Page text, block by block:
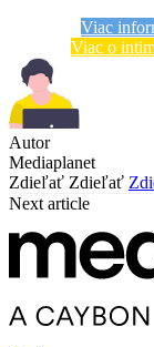
Viac
Viac o
Autor
Mediaplanet
Zdieľať Zdieľať
Next article